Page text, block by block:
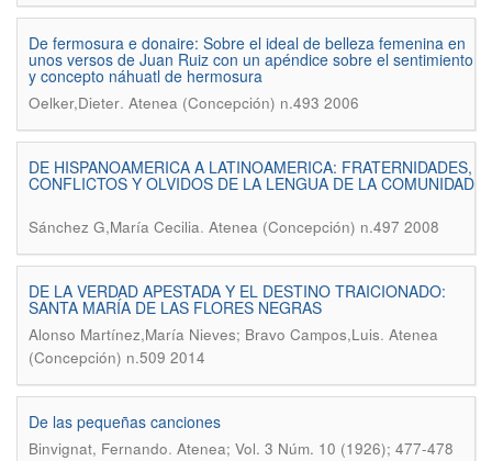
De fermosura e donaire: Sobre el ideal de belleza femenina en
unos versos de Juan Ruiz con un apéndice sobre el sentimiento
y concepto náhuatl de hermosura
Oelker,Dieter. Atenea (Concepción) n.493 2006
DE HISPANOAMERICA A LATINOAMERICA: FRATERNIDADES,
CONFLICTOS Y OLVIDOS DE LA LENGUA DE LA COMUNIDAD
Sánchez G,María Cecilia. Atenea (Concepción) n.497 2008
DE LA VERDAD APESTADA Y EL DESTINO TRAICIONADO:
SANTA MARÍA DE LAS FLORES NEGRAS
Alonso Martínez,María Nieves; Bravo Campos,Luis. Atenea
(Concepción) n.509 2014
De las pequeñas canciones
Binvignat, Fernando. Atenea; Vol. 3 Núm. 10 (1926); 477-478